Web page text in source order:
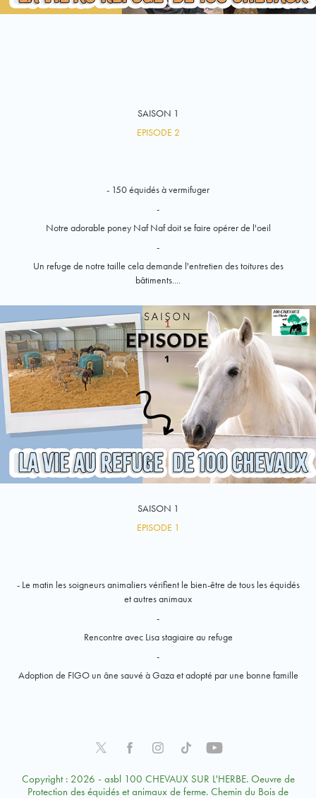
SAISON 1
EPISODE 2
- 150 équidés à vermifuger
-
Notre adorable poney Naf Naf doit se faire opérer de l'oeil
-
Un refuge de notre taille cela demande l'entretien des toitures des
bâtiments....
SAISON 1
EPISODE 1
- Le matin les soigneurs animaliers vérifient le bien-être de tous les équidés
et autres animaux
-
Rencontre avec Lisa stagiaire au refuge
-
Adoption de FIGO un âne sauvé à Gaza et adopté par une bonne famille
Copyright : 2026 - asbl 100 CHEVAUX SUR L'HERBE. Oeuvre de
Protection des équidés et animaux de ferme. Chemin du Bois de